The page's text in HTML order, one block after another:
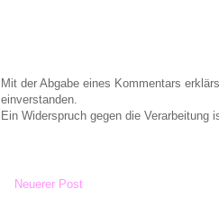
Mit der Abgabe eines Kommentars
einverstanden.
Ein Widerspruch gegen die
Neuerer Post